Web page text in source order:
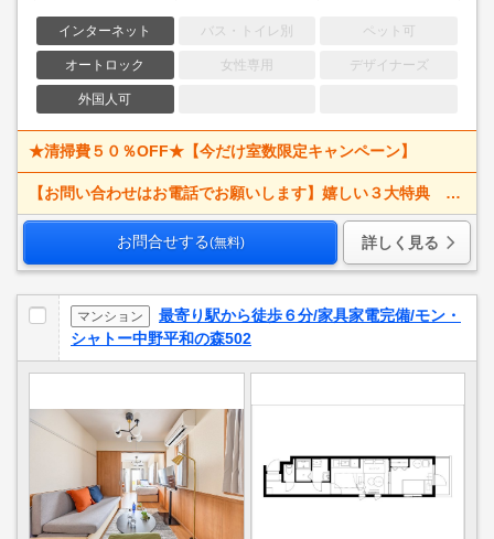
インターネット バス・トイレ別 ペット可
オートロック 女性専用 デザイナーズ
外国人可
★清掃費５０％OFF★【今だけ室数限定キャンペーン】
【お問い合わせはお電話でお願いします】嬉しい３大特典 賃料大幅値下げ！ 寝具一式＆ベッドメイキング無料＋α
お問合せする(無料) 詳しく見る
マンション
最寄り駅から徒歩６分/家具家電完備/モン・
シャトー中野平和の森502